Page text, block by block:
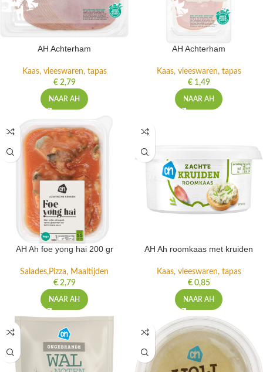
AH Achterham
Kaas, vleeswaren, tapas
€2,79
NAAR AH
AH Achterham
Kaas, vleeswaren, tapas
€1,49
NAAR AH
AH Ah foe yong hai 200 gr
Salades,Pizza, Maaltijden
€2,79
NAAR AH
AH Ah roomkaas met kruiden
Kaas, vleeswaren, tapas
€0,85
NAAR AH